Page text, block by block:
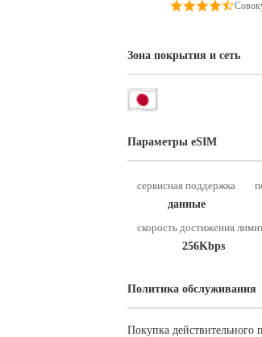
Зона покрытия и сеть
Параметры eSIM
сервисная поддержка
данные
скорость достижения
256Kbps
Политика обслуживания
Покупка действительного